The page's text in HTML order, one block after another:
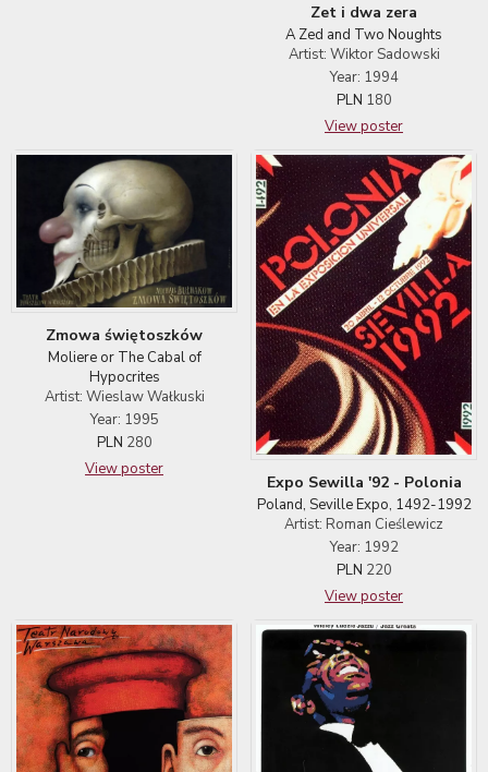
Zet i dwa zera
A Zed and Two Noughts
Artist: Wiktor Sadowski
Year: 1994
PLN 180
View poster
Zmowa świętoszków
Moliere or The Cabal of
Hypocrites
Artist: Wieslaw Wałkuski
Year: 1995
PLN 280
View poster
Expo Sewilla '92 - Polonia
Poland, Seville Expo, 1492-1992
Artist: Roman Cieślewicz
Year: 1992
PLN 220
View poster